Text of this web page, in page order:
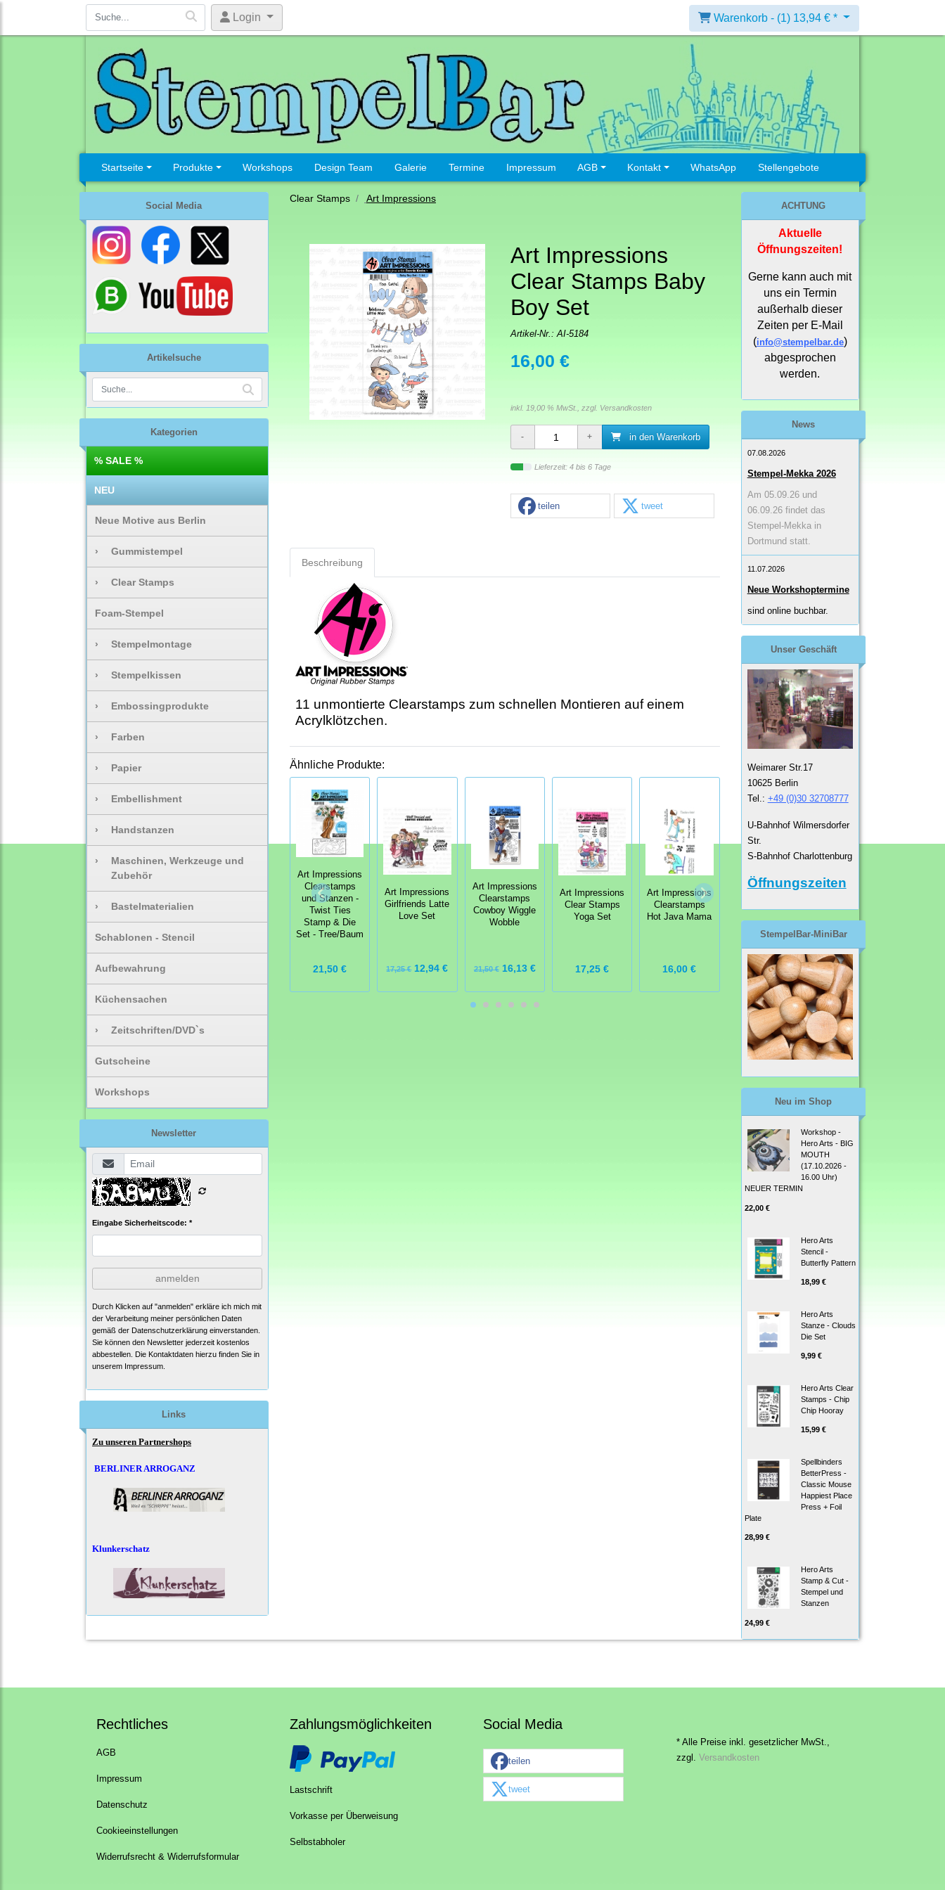
Login Warenkorb - (1) 13,94 € *
Startseite Produkte Workshops Design Team Galerie Termine Impressum AGB Kontakt WhatsApp Stellengebote
Social Media
Artikelsuche
Kategorien
% SALE %
NEU
Neue Motive aus Berlin
› Gummistempel
› Clear Stamps
Foam-Stempel
› Stempelmontage
› Stempelkissen
› Embossingprodukte
› Farben
› Papier
› Embellishment
› Handstanzen
›
Maschinen, Werkzeuge und
Zubehör
› Bastelmaterialien
Schablonen - Stencil
Aufbewahrung
Küchensachen
› Zeitschriften/DVD`s
Gutscheine
Workshops
Newsletter
Eingabe Sicherheitscode: *
anmelden
Durch Klicken auf "anmelden" erkläre ich mich mit
der Verarbeitung meiner persönlichen Daten
gemäß der Datenschutzerklärung einverstanden.
Sie können den Newsletter jederzeit kostenlos
abbestellen. Die Kontaktdaten hierzu finden Sie in
unserem Impressum.
Links
Zu unseren Partnershops
BERLINER ARROGANZ
Klunkerschatz
Clear Stamps Art Impressions
Art Impressions
Clear Stamps Baby
Boy Set
Artikel-Nr.:AI-5184
16,00 €
inkl. 19,00 % MwSt., zzgl. Versandkosten
in den Warenkorb
Lieferzeit: 4 bis 6 Tage
teilen tweet
Beschreibung
11 unmontierte Clearstamps zum schnellen Montieren auf einem
Acrylklötzchen.
Ähnliche Produkte:
Art Impressions
Clearstamps
und Stanzen -
Twist Ties
Stamp & Die
Set - Tree/Baum
21,50 €
Art Impressions
Girlfriends Latte
Love Set
17,25 €12,94 €
Art Impressions
Clearstamps
Cowboy Wiggle
Wobble
21,50 €16,13 €
Art Impressions
Clear Stamps
Yoga Set
17,25 €
Art Impressions
Clearstamps
Hot Java Mama
16,00 €
Art Impressions
MINI SHAKERS
Mooove It
16,00 € 18,50 €
ACHTUNG
Aktuelle
Öffnungszeiten!
Gerne kann auch mit
uns ein Termin
außerhalb dieser
Zeiten per E-Mail
(info@stempelbar.de)
abgesprochen
werden.
News
07.08.2026
Stempel-Mekka 2026
Am 05.09.26 und
06.09.26 findet das
Stempel-Mekka in
Dortmund statt.
11.07.2026
Neue Workshoptermine
sind online buchbar.
Unser Geschäft
Weimarer Str.17
10625 Berlin
Tel.: +49 (0)30 32708777
U-Bahnhof Wilmersdorfer
Str.
S-Bahnhof Charlottenburg
Öffnungszeiten
StempelBar-MiniBar
Neu im Shop
Workshop -
Hero Arts - BIG
MOUTH
(17.10.2026 -
16.00 Uhr)
NEUER TERMIN
22,00 €
Hero Arts
Stencil -
Butterfly Pattern
18,99 €
Hero Arts
Stanze - Clouds
Die Set
9,99 €
Hero Arts Clear
Stamps - Chip
Chip Hooray
15,99 €
Spellbinders
BetterPress -
Classic Mouse
Happiest Place
Press + Foil
Plate
28,99 €
Hero Arts
Stamp & Cut -
Stempel und
Stanzen
24,99 €
Rechtliches
AGB
Impressum
Datenschutz
Cookieeinstellungen
Widerrufsrecht & Widerrufsformular
Zahlungsmöglichkeiten
Lastschrift
Vorkasse per Überweisung
Selbstabholer
Social Media
teilen
tweet
* Alle Preise inkl. gesetzlicher MwSt.,
zzgl.
Versandkosten